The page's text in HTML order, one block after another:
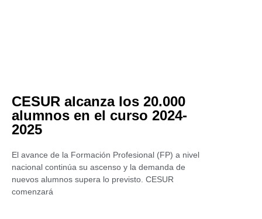
CESUR alcanza los 20.000
alumnos en el curso 2024-
2025
El avance de la Formación Profesional (FP) a nivel
nacional continúa su ascenso y la demanda de
nuevos alumnos supera lo previsto. CESUR
comenzará